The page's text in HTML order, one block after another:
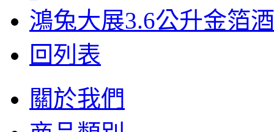
鴻兔大展3.6公升金箔
回列表
關於我們